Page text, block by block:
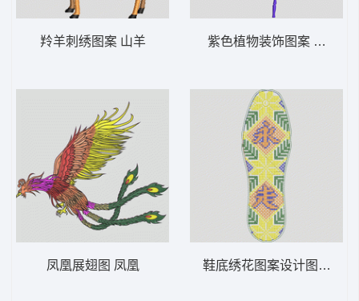
羚羊刺绣图案 山羊
凤凰展翅图 凤凰
紫色植物装饰图案 靓花 旗
鞋底绣花图案设计图 鞋垫